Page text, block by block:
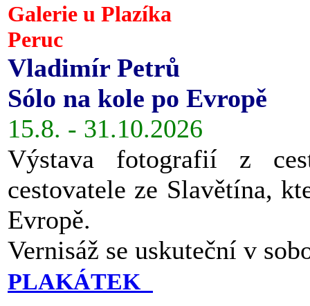
Galerie u Plazíka
Peruc
Vladimír Petrů
Sólo na kole po Evropě
15.8. - 31.10.2026
Výstava fotografií z
cestovatele ze Slavětína,
Evropě.
Vernisáž se uskuteční v
PLAKÁTEK